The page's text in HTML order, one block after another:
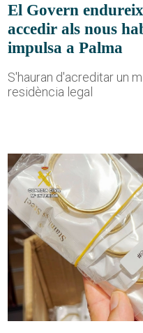
El Govern
accedir als nous
impulsa a Palma
S'hauran d'acreditar un
residència legal